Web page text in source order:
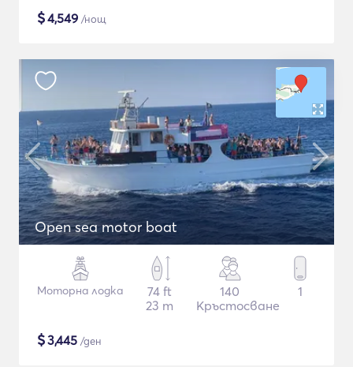
$4,549 /нощ
Open sea motor boat
Моторна лодка
74 ft
23 m
140
Кръстосване
1
$3,445 /ден